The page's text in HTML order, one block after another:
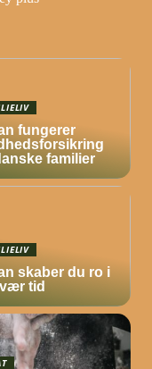
fungerer
familier
skaber du ro i
tid